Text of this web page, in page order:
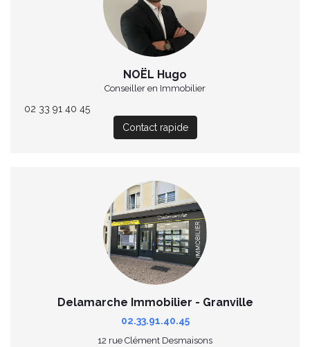
NOËL Hugo
Conseiller en Immobilier
02 33 91 40 45
Contact rapide
Delamarche Immobilier - Granville
02.33.91.40.45
12 rue Clément Desmaisons